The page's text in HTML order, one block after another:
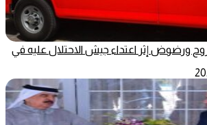
ورضوض إثر اعتداء جيش الاحتلال عليه في